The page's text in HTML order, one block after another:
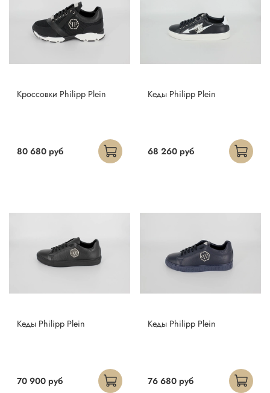
Кроссовки Philipp Plein
80 680 руб
Кеды Philipp Plein
68 260 руб
Кеды Philipp Plein
70 900 руб
Кеды Philipp Plein
76 680 руб